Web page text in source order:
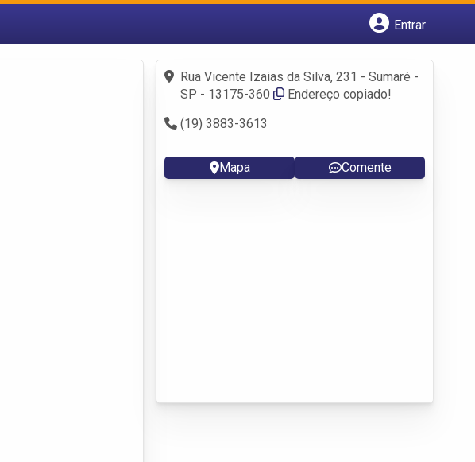
Entrar
Fazer login
Criar conta
Rua Vicente Izaias da Silva, 231 - Sumaré -
SP - 13175-360
Endereço copiado!
(19) 3883-3613
Mapa Comente